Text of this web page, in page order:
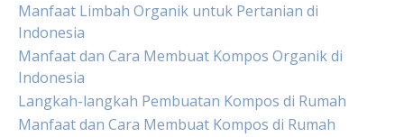
Manfaat Limbah Organik untuk Pertanian di
Indonesia
Manfaat dan Cara Membuat Kompos Organik di
Indonesia
Langkah-langkah Pembuatan Kompos di Rumah
Manfaat dan Cara Membuat Kompos di Rumah